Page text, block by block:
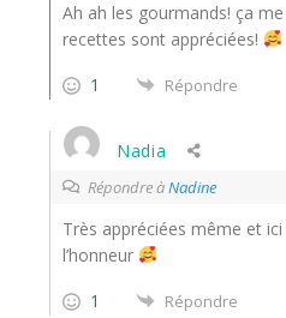
Ah ah les gourmands! ça
recettes sont appréciées!
1
Répondre
Nadia
Répondre àNadine
Très appréciées même et
l’honneur
1
Répondre